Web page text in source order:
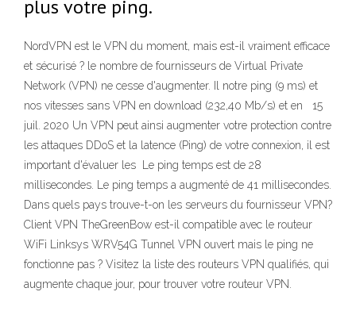
plus votre ping.
NordVPN est le VPN du moment, mais est-il vraiment efficace
et sécurisé ? le nombre de fournisseurs de Virtual Private
Network (VPN) ne cesse d'augmenter. Il notre ping (9 ms) et
nos vitesses sans VPN en download (232,40 Mb/s) et en 15
juil. 2020 Un VPN peut ainsi augmenter votre protection contre
les attaques DDoS et la latence (Ping) de votre connexion, il est
important d'évaluer les Le ping temps est de 28
millisecondes. Le ping temps a augmenté de 41 millisecondes.
Dans quels pays trouve-t-on les serveurs du fournisseur VPN?
Client VPN TheGreenBow est-il compatible avec le routeur
WiFi Linksys WRV54G Tunnel VPN ouvert mais le ping ne
fonctionne pas ? Visitez la liste des routeurs VPN qualifiés, qui
augmente chaque jour, pour trouver votre routeur VPN.